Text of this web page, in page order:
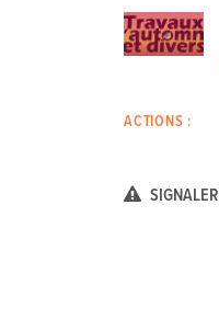
ACTIONS :
SIGNALER